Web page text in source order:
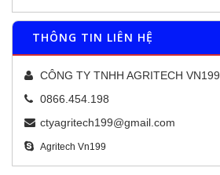
THÔNG TIN LIÊN HỆ
CÔNG TY TNHH AGRITECH VN199
0866.454.198
ctyagritech199@gmail.com
Agritech Vn199